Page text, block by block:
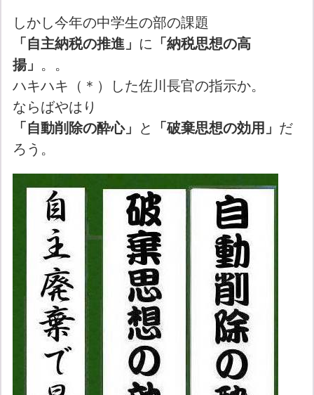
しかし今年の中学生の部の課題
「自主納税の推進」 に
「納税思想の高
揚」 。。
ハキハキ（＊）した佐川長官の指示か。
ならばやはり
「自動削除の酔心」
と 「破棄思想の効用」 だ
ろう。